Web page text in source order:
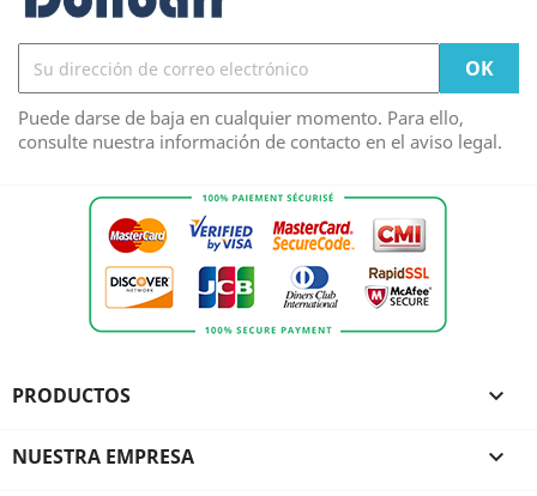
Puede darse de baja en cualquier momento. Para ello,
consulte nuestra información de contacto en el aviso legal.
PRODUCTOS 
NUESTRA EMPRESA 